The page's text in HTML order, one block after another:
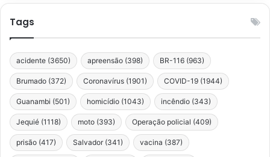
Tags
acidente (3650) apreensão (398) BR-116 (963)
Brumado (372) Coronavírus (1901) COVID-19 (1944)
Guanambi (501) homicídio (1043) incêndio (343)
Jequié (1118) moto (393) Operação policial (409)
prisão (417) Salvador (341) vacina (387)